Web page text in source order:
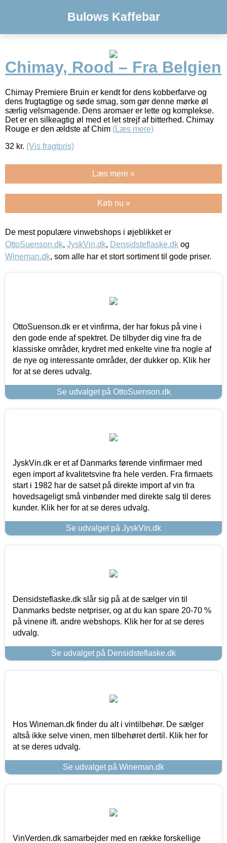
Bulows Kaffebar
Chimay, Rood – Fra Belgien
Chimay Premiere Bruin er kendt for dens kobberfarve og
dens frugtagtige og søde smag, som gør denne mørke øl
særlig velsmagende. Dens aromaer er lette og komplekse.
Det er en silkeagtig øl med et let strejf af bitterhed. Chimay
Rouge er den ældste af Chim (Læs mere)
32 kr. (Vis fragtpris)
Læs mere »
Køb nu »
De mest populære vinwebshops i øjeblikket er
OttoSuenson.dk, JyskVin.dk, Densidsteflaske.dk og
Wineman.dk, som alle har et stort sortiment til gode priser.
OttoSuenson.dk er et vinfirma, der har fokus på vine i
den gode ende af spektret. De tilbyder dig vine fra de
klassiske områder, krydret med enkelte vine fra nogle af
de nye og interessante områder, der dukker op. Klik her
for at se deres udvalg.
Se udvalget på OttoSuenson.dk
JyskVin.dk er et af Danmarks førende vinfirmaer med
egen import af kvalitetsvine fra hele verden. Fra firmaets
start i 1982 har de satset på direkte import af vin fra
hovedsageligt små vinbønder med direkte salg til deres
kunder. Klik her for at se deres udvalg.
Se udvalget på JyskVin.dk
Densidsteflaske.dk slår sig på at de sælger vin til
Danmarks bedste netpriser, og at du kan spare 20-70 %
på vinene ift. andre webshops. Klik her for at se deres
udvalg.
Se udvalget på Densidsteflaske.dk
Hos Wineman.dk finder du alt i vintilbehør. De sælger
altså ikke selve vinen, men tilbehøret dertil. Klik her for
at se deres udvalg.
Se udvalget på Wineman.dk
VinVerden.dk samarbejder med en række forskellige